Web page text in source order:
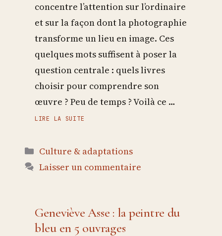
concentre l’attention sur l’ordinaire
et sur la façon dont la photographie
transforme un lieu en image. Ces
quelques mots suffisent à poser la
question centrale : quels livres
choisir pour comprendre son
œuvre ? Peu de temps ? Voilà ce …
LIRE LA SUITE
Catégories
Culture & adaptations
Laisser un commentaire
Geneviève Asse : la peintre du
bleu en 5 ouvrages